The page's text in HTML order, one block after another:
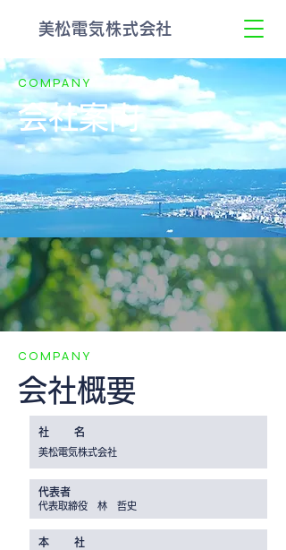
​美松電気株式会社
COMPANY
会社案内
COMPANY
​会社概要
社 名
美松電気株式会社
代表者
代表取締役 林 哲史
本 社